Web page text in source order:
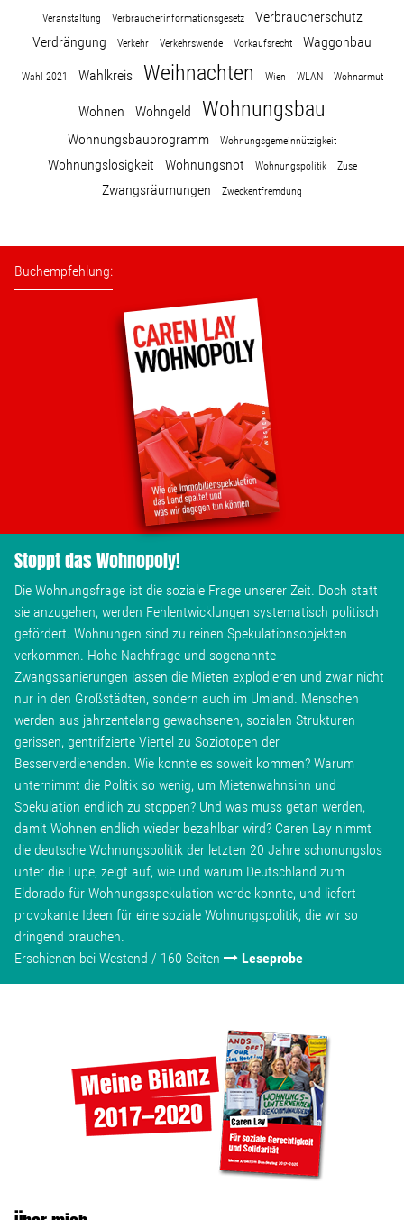
Veranstaltung Verbraucherinformationsgesetz
Verbraucherschutz
Verdrängung
Verkehr Verkehrswende Vorkaufsrecht Waggonbau
Wahl 2021 Wahlkreis Weihnachten Wien WLAN Wohnarmut
Wohnen Wohngeld Wohnungsbau
Wohnungsbauprogramm Wohnungsgemeinnützigkeit
Wohnungslosigkeit Wohnungsnot Wohnungspolitik Zuse
Zwangsräumungen Zweckentfremdung
Buchempfehlung:
Stoppt das Wohnopoly!
Die Wohnungsfrage ist die soziale Frage unserer Zeit. Doch statt
sie anzugehen, werden Fehlentwicklungen systematisch politisch
gefördert. Wohnungen sind zu reinen Spekulationsobjekten
verkommen. Hohe Nachfrage und sogenannte
Zwangssanierungen lassen die Mieten explodieren und zwar nicht
nur in den Großstädten, sondern auch im Umland. Menschen
werden aus jahrzentelang gewachsenen, sozialen Strukturen
gerissen, gentrifzierte Viertel zu Soziotopen der
Besserverdienenden. Wie konnte es soweit kommen? Warum
unternimmt die Politik so wenig, um Mietenwahnsinn und
Spekulation endlich zu stoppen? Und was muss getan werden,
damit Wohnen endlich wieder bezahlbar wird? Caren Lay nimmt
die deutsche Wohnungspolitik der letzten 20 Jahre schonungslos
unter die Lupe, zeigt auf, wie und warum Deutschland zum
Eldorado für Wohnungsspekulation werde konnte, und liefert
provokante Ideen für eine soziale Wohnungspolitik, die wir so
dringend brauchen.
Erschienen bei Westend / 160 Seiten
Leseprobe